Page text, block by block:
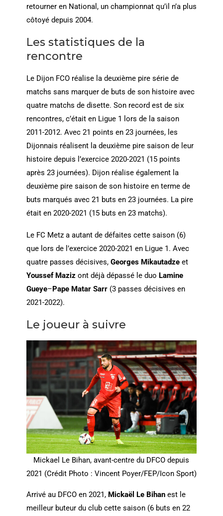
retourner en National, un championnat qu’il n’a plus
côtoyé depuis 2004.
Les statistiques de la
rencontre
Le Dijon FCO réalise la deuxième pire série de
matchs sans marquer de buts de son histoire avec
quatre matchs de disette. Son record est de six
rencontres, c’était en Ligue 1 lors de la saison
2011-2012. Avec 21 points en 23 journées, les
Dijonnais réalisent la deuxième pire saison de leur
histoire depuis l’exercice 2020-2021 (15 points
après 23 journées). Dijon réalise également la
deuxième pire saison de son histoire en terme de
buts marqués avec 21 buts en 23 journées. La pire
était en 2020-2021 (15 buts en 23 matchs).
Le FC Metz a autant de défaites cette saison (6)
que lors de l’exercice 2020-2021 en Ligue 1. Avec
quatre passes décisives, Georges Mikautadzeet
Youssef Maziz ont déjà dépassé le duo Lamine
Gueye–Pape Matar Sarr(3 passes décisives en
2021-2022).
Le joueur à suivre
Mickael Le Bihan, avant-centre du DFCO depuis
2021 (Crédit Photo : Vincent Poyer/FEP/Icon Sport)
Arrivé au DFCO en 2021, Mickaël Le Bihanest le
meilleur buteur du club cette saison (6 buts en 22